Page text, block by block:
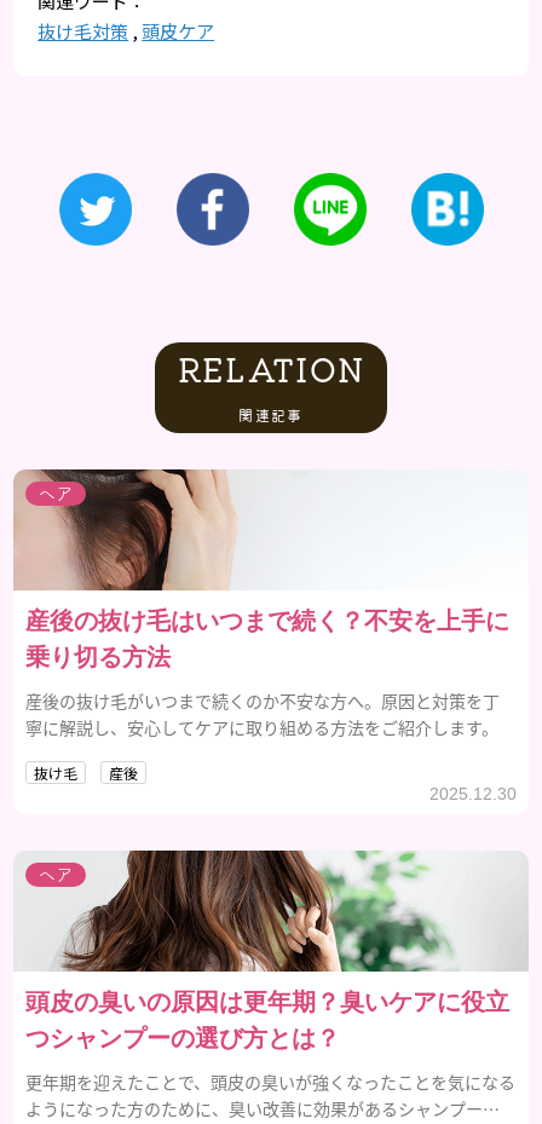
抜け毛対策 , 頭皮ケア
RELATION
関連記事
ヘア
産後の抜け毛はいつまで続く？不安を上手に
乗り切る方法
産後の抜け毛がいつまで続くのか不安な方へ。原因と対策を丁
寧に解説し、安心してケアに取り組める方法をご紹介します。
抜け毛 産後
2025.12.30
ヘア
頭皮の臭いの原因は更年期？臭いケアに役立
つシャンプーの選び方とは？
更年期を迎えたことで、頭皮の臭いが強くなったことを気になる
ようになった方のために、臭い改善に効果があるシャンプーの